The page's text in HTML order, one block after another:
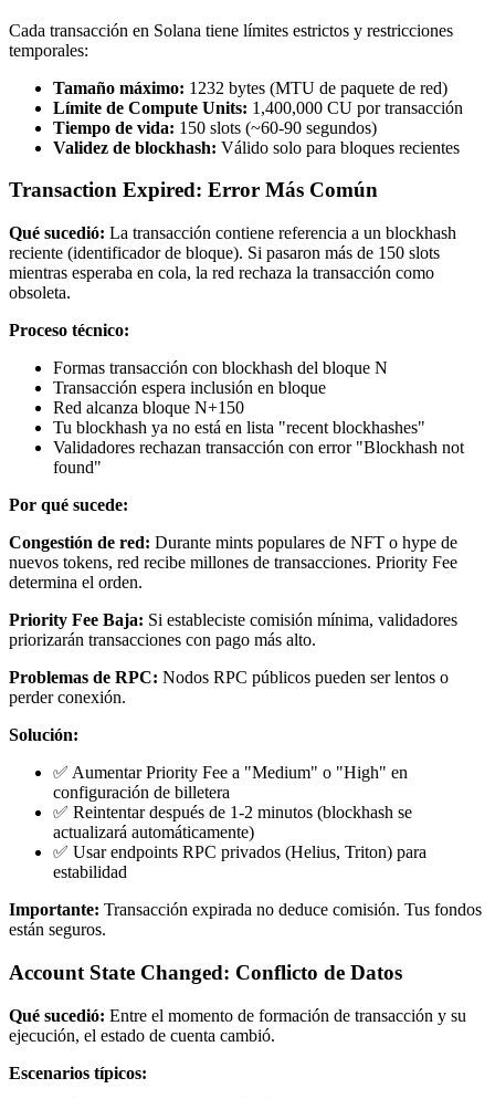
Cada transacción en Solana tiene límites estrictos y restricciones
temporales:
Tamaño máximo: 1232 bytes (MTU de paquete de red)
Límite de Compute Units: 1,400,000 CU por transacción
Tiempo de vida: 150 slots (~60-90 segundos)
Validez de blockhash: Válido solo para bloques recientes
Transaction Expired: Error Más Común
Qué sucedió: La transacción contiene referencia a un blockhash
reciente (identificador de bloque). Si pasaron más de 150 slots
mientras esperaba en cola, la red rechaza la transacción como
obsoleta.
Proceso técnico:
Formas transacción con blockhash del bloque N
Transacción espera inclusión en bloque
Red alcanza bloque N+150
Tu blockhash ya no está en lista "recent blockhashes"
Validadores rechazan transacción con error "Blockhash not
found"
Por qué sucede:
Congestión de red: Durante mints populares de NFT o hype de
nuevos tokens, red recibe millones de transacciones. Priority Fee
determina el orden.
Priority Fee Baja: Si estableciste comisión mínima, validadores
priorizarán transacciones con pago más alto.
Problemas de RPC: Nodos RPC públicos pueden ser lentos o
perder conexión.
Solución:
✅ Aumentar Priority Fee a "Medium" o "High" en
configuración de billetera
✅ Reintentar después de 1-2 minutos (blockhash se
actualizará automáticamente)
✅ Usar endpoints RPC privados (Helius, Triton) para
estabilidad
Importante: Transacción expirada no deduce comisión. Tus fondos
están seguros.
Account State Changed: Conflicto de Datos
Qué sucedió: Entre el momento de formación de transacción y su
ejecución, el estado de cuenta cambió.
Escenarios típicos: